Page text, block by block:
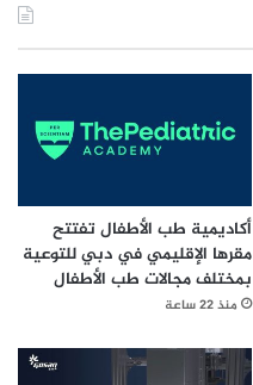
أكاديمية طب الأطفال تفتتح
مقرها الإقليمي في دبي للتوعية
بمختلف مجالات طب الأطفال
منذ 22 ساعة